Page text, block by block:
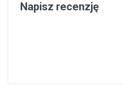
Napisz recenzję